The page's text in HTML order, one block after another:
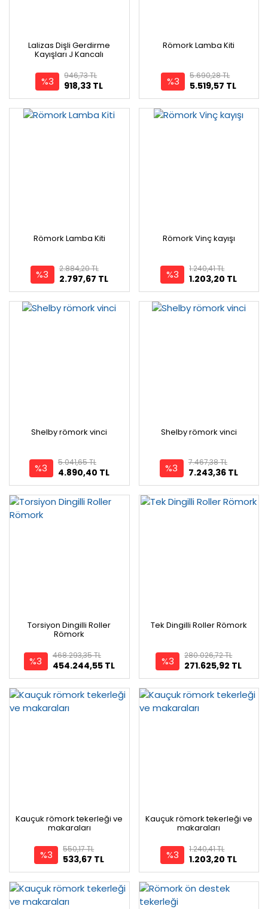
Lalizas Dişli Gerdirme
Kayışları J Kancalı
%3 918,33 TL
946,73 TL
Römork Lamba Kiti
%3 5.519,57 TL
5.690,28 TL
Römork Lamba Kiti
%3 2.797,67 TL
2.884,20 TL
Römork Vinç kayışı
%3 1.203,20 TL
1.240,41 TL
Shelby römork vinci
%3 4.890,40 TL
5.041,65 TL
Shelby römork vinci
%3 7.243,36 TL
7.467,38 TL
Torsiyon Dingilli Roller
Römork
%3 454.244,55 TL
468.293,35 TL
Tek Dingilli Roller Römork
%3 271.625,92 TL
280.026,72 TL
Kauçuk römork tekerleği ve
makaraları
%3 533,67 TL
550,17 TL
Kauçuk römork tekerleği ve
makaraları
%3 1.203,20 TL
1.240,41 TL